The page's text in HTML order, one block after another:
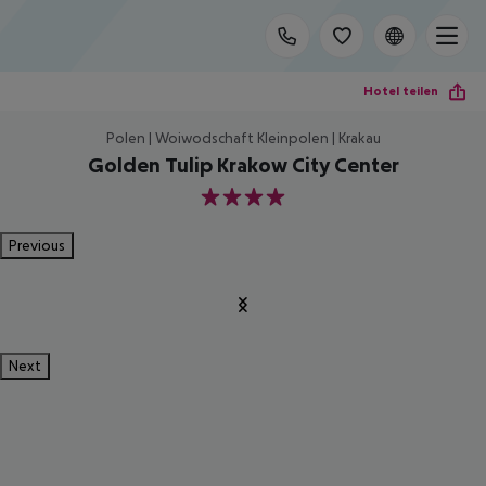
Hotel teilen
Polen | Woiwodschaft Kleinpolen | Krakau
Golden Tulip Krakow City Center
4
Previous
Next